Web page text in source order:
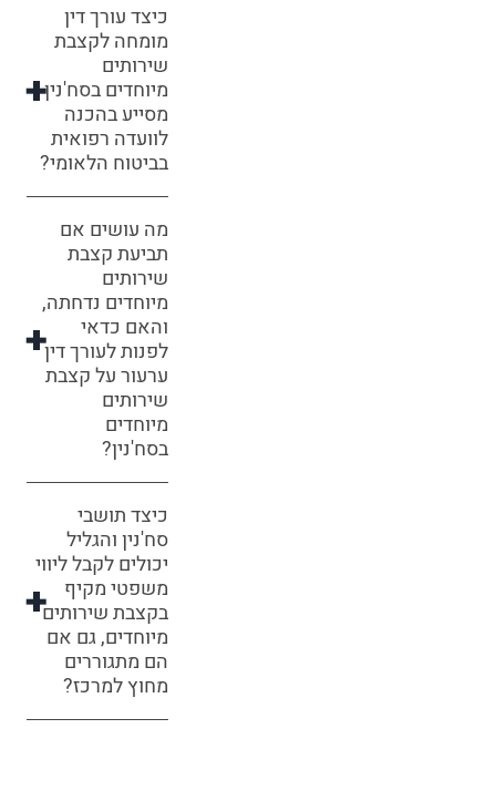
כיצד עורך דין
מומחה לקצבת
שירותים
מיוחדים בסח'נין
מסייע בהכנה
לוועדה רפואית
בביטוח הלאומי?
מה עושים אם
תביעת קצבת
שירותים
מיוחדים נדחתה,
והאם כדאי
לפנות לעורך דין
ערעור על קצבת
שירותים
מיוחדים
בסח'נין?
כיצד תושבי
סח'נין והגליל
יכולים לקבל ליווי
משפטי מקיף
בקצבת שירותים
מיוחדים, גם אם
הם מתגוררים
מחוץ למרכז?